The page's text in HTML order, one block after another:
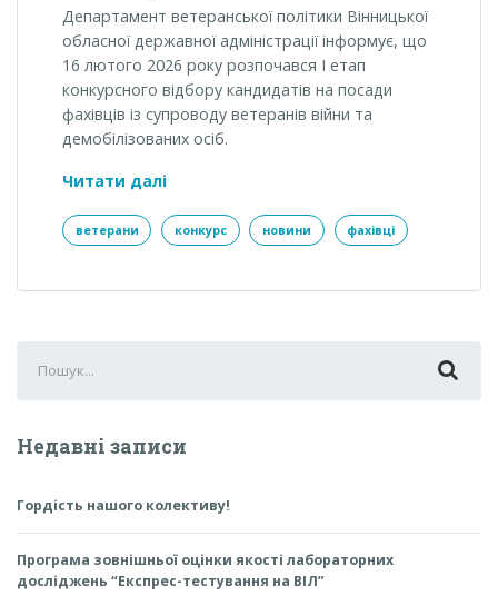
Департамент ветеранської політики Вінницької
обласної державної адміністрації інформує, що
16 лютого 2026 року розпочався І етап
конкурсного відбору кандидатів на посади
фахівців із супроводу ветеранів війни та
демобілізованих осіб.
Читати даліВідбір
на
посаду
ветерани конкурс новини фахівці
for:
Недавні записи
Гордість нашого колективу!
Програма зовнішньої оцінки якості лабораторних
досліджень “Експрес-тестування на ВІЛ”